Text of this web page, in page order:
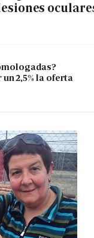
2,5% la oferta